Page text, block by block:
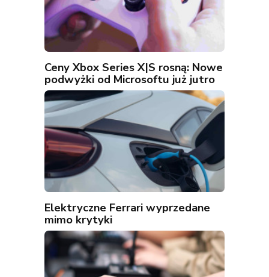
Ceny Xbox Series X|S rosną: Nowe
podwyżki od Microsoftu już jutro
Elektryczne Ferrari wyprzedane
mimo krytyki